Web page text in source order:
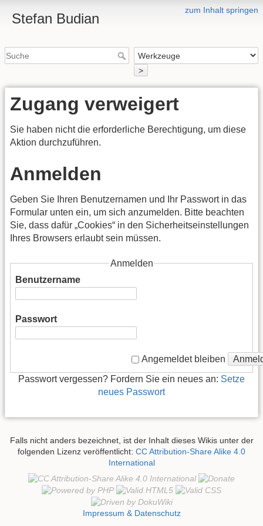
zum Inhalt springen
Stefan Budian
>
Zugang verweigert
Sie haben nicht die erforderliche Berechtigung, um diese
Aktion durchzuführen.
Anmelden
Geben Sie Ihren Benutzernamen und Ihr Passwort in das
Formular unten ein, um sich anzumelden. Bitte beachten
Sie, dass dafür „Cookies“ in den Sicherheitseinstellungen
Ihres Browsers erlaubt sein müssen.
Anmelden
Benutzername
Passwort
Angemeldet bleiben
Passwort vergessen? Fordern Sie ein neues an: Setze
neues Passwort
Falls nicht anders bezeichnet, ist der Inhalt dieses Wikis unter der
folgenden Lizenz veröffentlicht: CC Attribution-Share Alike 4.0
International
Impressum & Datenschutz